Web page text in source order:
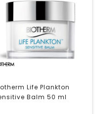
Life Plankton
Balm 50 ml